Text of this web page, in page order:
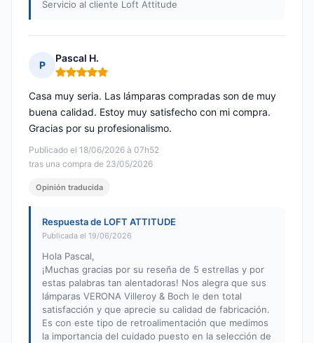
Servicio al cliente Loft Attitude
P
Pascal H.
Nota: 5 de 5
Publicado el 18/06/2026 à 07h52
tras una compra de 23/05/2026
Casa muy seria. Las lámparas compradas son de muy
buena calidad. Estoy muy satisfecho con mi compra.
Gracias por su profesionalismo.
Opinión traducida
Respuesta de LOFT ATTITUDE
Publicada el 19/06/2026
Hola Pascal,
¡Muchas gracias por su reseña de 5 estrellas y por
estas palabras tan alentadoras! Nos alegra que sus
lámparas VERONA Villeroy & Boch le den total
satisfacción y que aprecie su calidad de fabricación.
Es con este tipo de retroalimentación que medimos
la importancia del cuidado puesto en la selección de